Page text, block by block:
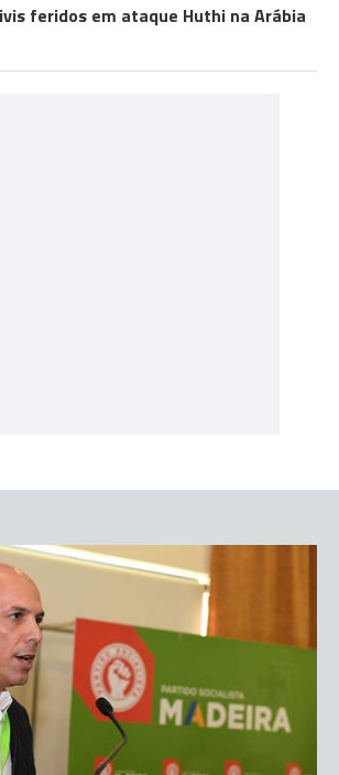
feridos em ataque Huthi na Arábia